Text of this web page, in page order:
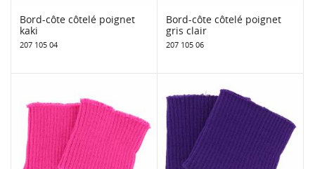
Bord-côte côtelé poignet
kaki
207 105 04
Bord-côte côtelé poignet
gris clair
207 105 06